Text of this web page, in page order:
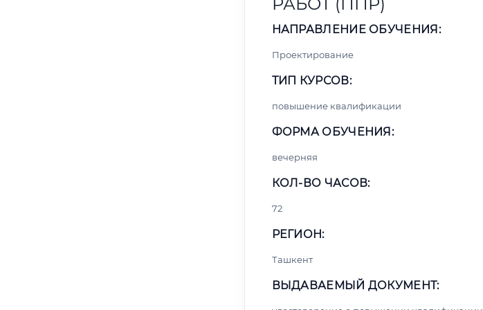
НАПРАВЛЕНИЕ ОБУЧЕНИЯ:
Проектирование
ТИП КУРСОВ:
повышение квалификации
ФОРМА ОБУЧЕНИЯ:
вечерняя
КОЛ-ВО ЧАСОВ:
72
РЕГИОН:
Ташкент
ВЫДАВАЕМЫЙ ДОКУМЕНТ: